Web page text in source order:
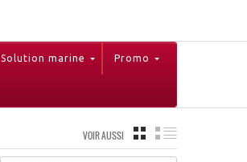
Solution marine Promo
VOIR AUSSI GRILLE